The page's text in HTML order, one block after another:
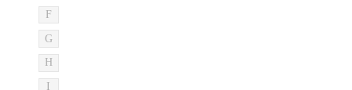
F
G
H
I